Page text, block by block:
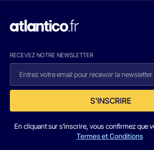
RECEVEZ NOTRE NEWSLETTER
S'INSCRIRE
En cliquant sur s'inscrire, vous confirmez que
Termes et Conditions